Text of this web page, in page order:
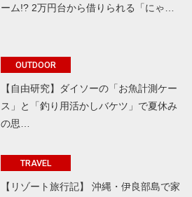
ーム!? 2万円台から借りられる「にゃ…
OUTDOOR
【自由研究】ダイソーの「お魚計測ケー
ス」と「釣り用活かしバケツ」で夏休み
の思…
TRAVEL
【リゾート旅行記】 沖縄・伊良部島で家